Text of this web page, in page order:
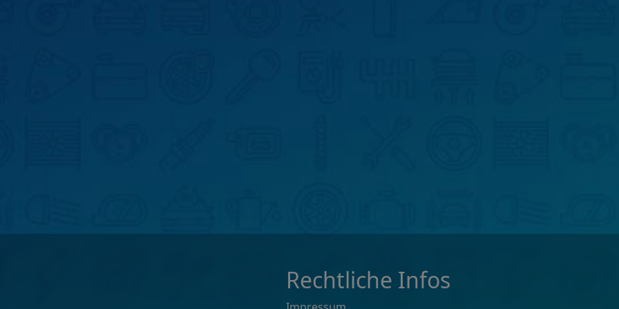
Rechtliche Infos